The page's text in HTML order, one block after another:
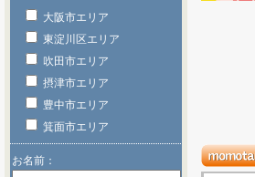
大阪市エリア
東淀川区エリア
吹田市エリア
摂津市エリア
豊中市エリア
箕面市エリア
お名前：